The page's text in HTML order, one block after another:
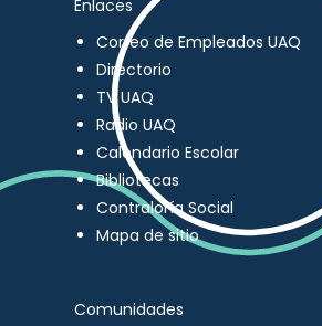
Enlaces
Correo de Empleados UAQ
Directorio
TV UAQ
Radio UAQ
Calendario Escolar
Bibliotecas
Contraloría Social
Mapa de sitio
Comunidades